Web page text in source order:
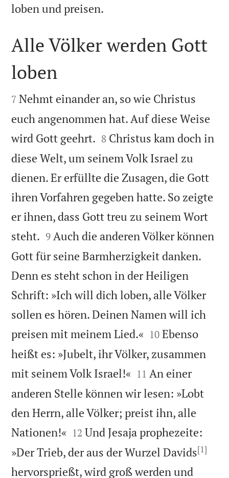
loben und preisen.

Alle Völker werden Gott
loben

7 Nehmt einander an, so wie Christus
euch angenommen hat. Auf diese Weise
wird Gott geehrt. 

8 Christus kam doch in
diese Welt, um seinem Volk Israel zu
dienen. Er erfüllte die Zusagen, die Gott
ihren Vorfahren gegeben hatte. So zeigte
er ihnen, dass Gott treu zu seinem Wort
steht. 

9 Auch die anderen Völker können
Gott für seine Barmherzigkeit danken.
Denn es steht schon in der Heiligen
Schrift: »Ich will dich loben, alle Völker
sollen es hören. Deinen Namen will ich
preisen mit meinem Lied.« 

10 Ebenso
heißt es: »Jubelt, ihr Völker, zusammen
mit seinem Volk Israel!« 

11 An einer
anderen Stelle können wir lesen: »Lobt
den Herrn, alle Völker; preist ihn, alle
Nationen!« 

12 Und Jesaja prophezeite:
»Der Trieb, der aus der Wurzel Davids[1]
hervorsprießt, wird groß werden und